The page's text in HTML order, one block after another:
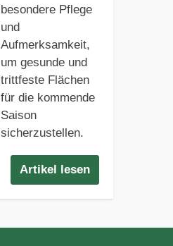
besondere Pflege
und
Aufmerksamkeit,
um gesunde und
trittfeste Flächen
für die kommende
Saison
sicherzustellen.
Artikel lesen